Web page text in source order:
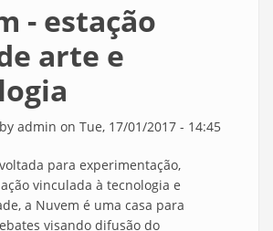
- estação
arte e
admin on Tue, 17/01/2017 - 14:45
para experimentação,
vinculada à tecnologia e
a Nuvem é uma casa para
visando difusão do